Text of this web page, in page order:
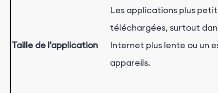
Taille de l'application
Les applications plus
téléchargées, surtout
Internet plus lente ou un
appareils.